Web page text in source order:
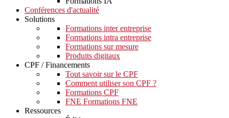
Conférences d'actualité
Solutions
Formations inter entreprise
Formations intra entreprise
Formations sur mesure
Produits digitaux
CPF / Financements
Tout savoir sur le CPF
Comment utiliser son CPF ?
Formations CPF
FNE Formations FNE
Ressources